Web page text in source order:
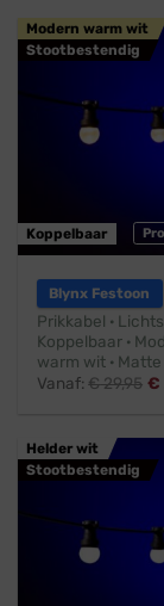
Modern warm wit
Stootbestendig
Koppelbaar
Blynx Festoon
Prikkabel ·
Koppelbaar ·
warm wit · Matte
Vanaf:€29,95 €
Helder wit
Stootbestendig